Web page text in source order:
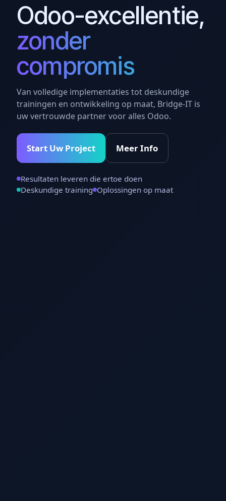
Odoo-excellentie,
zonder
compromis
Van volledige implementaties tot deskundige
trainingen en ontwikkeling op maat, Bridge-IT is
uw vertrouwde partner voor alles Odoo.
Start Uw Project Meer Info
Resultaten leveren die ertoe doen
Deskundige training Oplossingen op maat